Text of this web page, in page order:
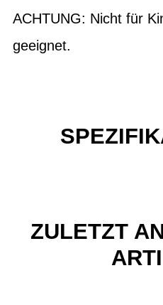
ACHTUNG: Nicht für
geeignet.
ZULETZT